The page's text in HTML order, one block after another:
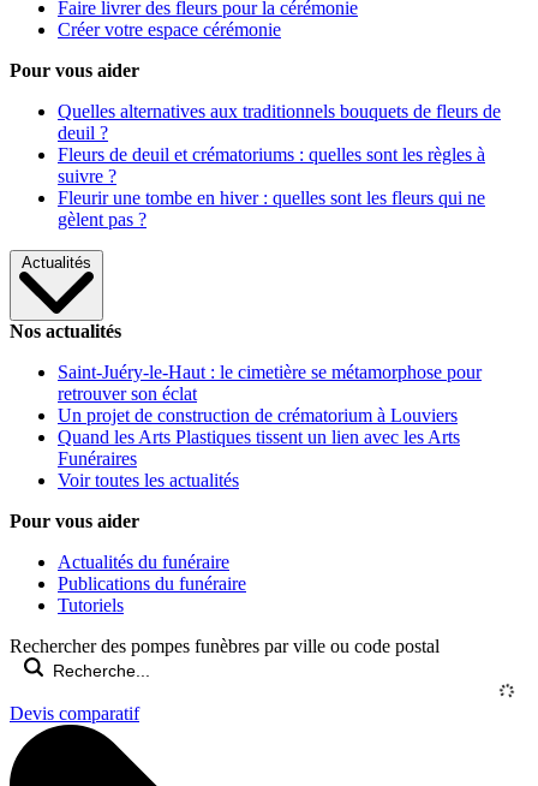
Faire livrer des fleurs pour la cérémonie
Créer votre espace cérémonie
Pour vous aider
Quelles alternatives aux traditionnels bouquets de fleurs de
deuil ?
Fleurs de deuil et crématoriums : quelles sont les règles à
suivre ?
Fleurir une tombe en hiver : quelles sont les fleurs qui ne
gèlent pas ?
Actualités
Nos actualités
Saint-Juéry-le-Haut : le cimetière se métamorphose pour
retrouver son éclat
Un projet de construction de crématorium à Louviers
Quand les Arts Plastiques tissent un lien avec les Arts
Funéraires
Voir toutes les actualités
Pour vous aider
Actualités du funéraire
Publications du funéraire
Tutoriels
Rechercher des pompes funèbres par ville ou code postal
Devis comparatif